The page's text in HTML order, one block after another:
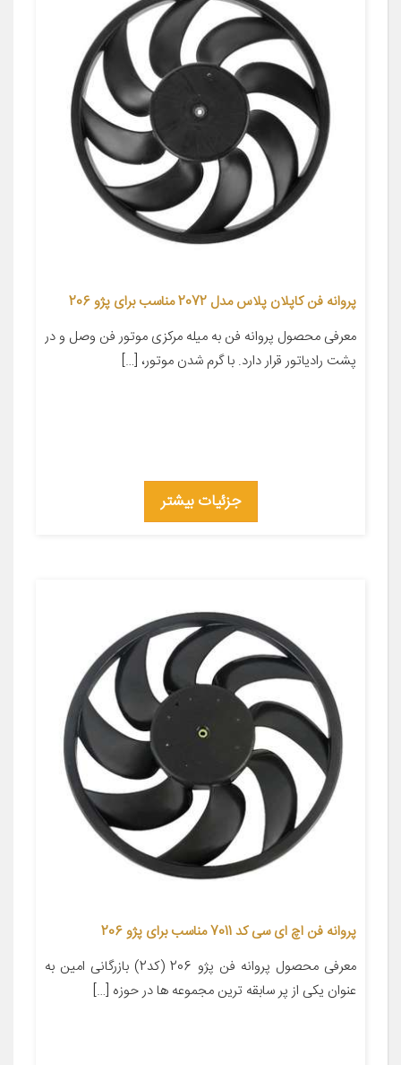
پروانه فن کاپلان پلاس مدل 2072 مناسب برای پژو 206
معرفی محصول پروانه فن به میله مرکزی موتور فن وصل و در
پشت رادیاتور قرار دارد. با گرم شدن موتور، […]
جزئیات بیشتر
پروانه فن اچ ای سی کد 7011 مناسب برای پژو 206
معرفی محصول پروانه فن پژو 206 (کد2) بازرگانی امین به
عنوان یکی از پر سابقه ترین مجموعه ها در حوزه […]